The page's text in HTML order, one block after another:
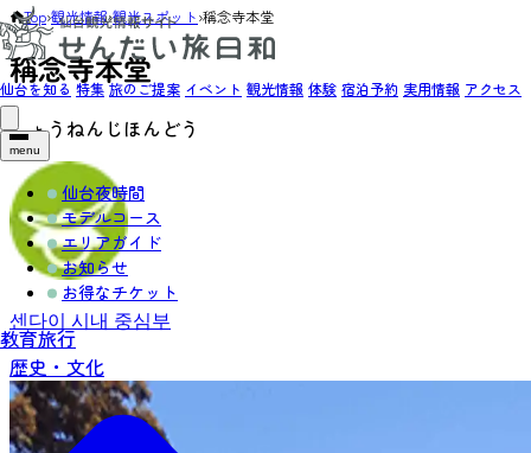
仙台を知る 特集 旅のご提案 イベント 観光情報 体験 宿泊予約 実用情報 アクセス
menu
仙台夜時間
モデルコース
エリアガイド
お知らせ
お得なチケット
教育旅行
Top›観光情報›観光スポット›稱念寺本堂
稱念寺本堂
しょうねんじほんどう
센다이 시내 중심부
歴史・文化